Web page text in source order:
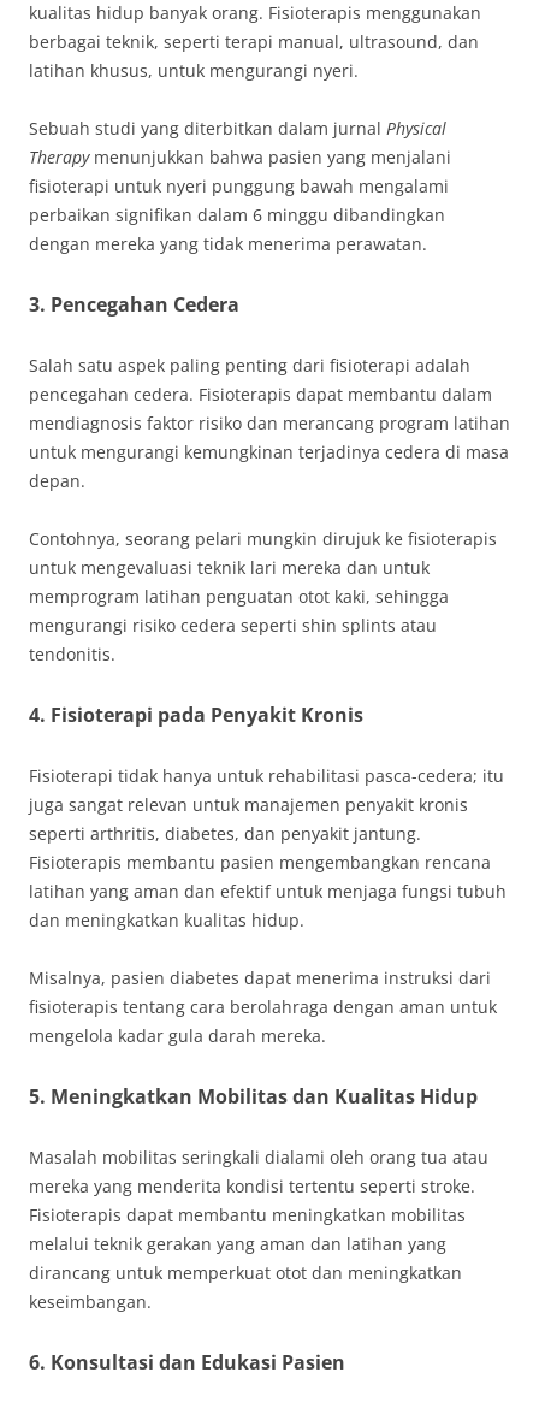
kualitas hidup banyak orang. Fisioterapis menggunakan
berbagai teknik, seperti terapi manual, ultrasound, dan
latihan khusus, untuk mengurangi nyeri.
Sebuah studi yang diterbitkan dalam jurnal Physical
Therapymenunjukkan bahwa pasien yang menjalani
fisioterapi untuk nyeri punggung bawah mengalami
perbaikan signifikan dalam 6 minggu dibandingkan
dengan mereka yang tidak menerima perawatan.
3. Pencegahan Cedera
Salah satu aspek paling penting dari fisioterapi adalah
pencegahan cedera. Fisioterapis dapat membantu dalam
mendiagnosis faktor risiko dan merancang program latihan
untuk mengurangi kemungkinan terjadinya cedera di masa
depan.
Contohnya, seorang pelari mungkin dirujuk ke fisioterapis
untuk mengevaluasi teknik lari mereka dan untuk
memprogram latihan penguatan otot kaki, sehingga
mengurangi risiko cedera seperti shin splints atau
tendonitis.
4. Fisioterapi pada Penyakit Kronis
Fisioterapi tidak hanya untuk rehabilitasi pasca-cedera; itu
juga sangat relevan untuk manajemen penyakit kronis
seperti arthritis, diabetes, dan penyakit jantung.
Fisioterapis membantu pasien mengembangkan rencana
latihan yang aman dan efektif untuk menjaga fungsi tubuh
dan meningkatkan kualitas hidup.
Misalnya, pasien diabetes dapat menerima instruksi dari
fisioterapis tentang cara berolahraga dengan aman untuk
mengelola kadar gula darah mereka.
5. Meningkatkan Mobilitas dan Kualitas Hidup
Masalah mobilitas seringkali dialami oleh orang tua atau
mereka yang menderita kondisi tertentu seperti stroke.
Fisioterapis dapat membantu meningkatkan mobilitas
melalui teknik gerakan yang aman dan latihan yang
dirancang untuk memperkuat otot dan meningkatkan
keseimbangan.
6. Konsultasi dan Edukasi Pasien